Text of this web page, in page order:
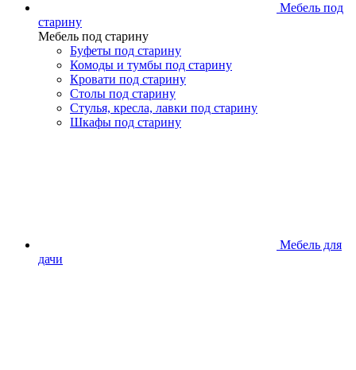
Мебель под
старину
Мебель под старину
Буфеты под старину
Комоды и тумбы под старину
Кровати под старину
Столы под старину
Стулья, кресла, лавки под старину
Шкафы под старину
Мебель для
дачи